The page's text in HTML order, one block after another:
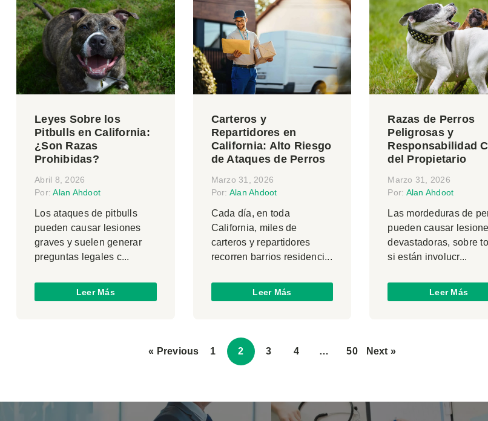
Leyes Sobre los
Pitbulls en California:
¿Son Razas
Prohibidas?
Abril 8, 2026
Por:Alan Ahdoot
Los ataques de pitbulls
pueden causar lesiones
graves y suelen generar
preguntas legales c...
Leer Más
Carteros y
Repartidores en
California: Alto Riesgo
de Ataques de Perros
Marzo 31, 2026
Por: Alan Ahdoot
Cada día, en toda
California, miles de
carteros y repartidores
recorren barrios residenci...
Leer Más
Razas de Perros
Peligrosas y
Responsabilidad
del Propietario
Marzo 31, 2026
Por: Alan Ahdoot
Las mordeduras de
pueden causar
devastadoras, sobre
si están involucr...
Leer Más
« Previous 1 2 3 4 … 50 Next »